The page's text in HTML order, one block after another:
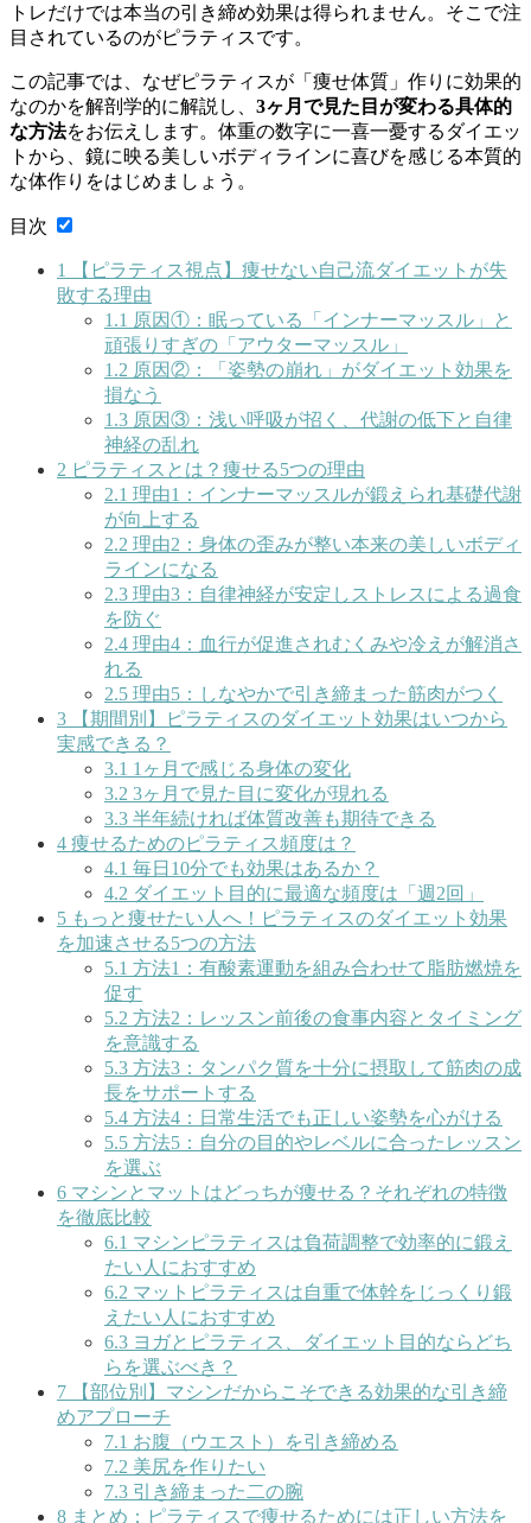
トレだけでは本当の引き締め効果は得られません。そこで注
目されているのがピラティスです。
この記事では、なぜピラティスが「痩せ体質」作りに効果的
なのかを解剖学的に解説し、 3ヶ月で見た目が変わる具体的
な方法をお伝えします。体重の数字に一喜一憂するダイエッ
トから、鏡に映る美しいボディラインに喜びを感じる本質的
な体作りをはじめましょう。
目次
1
【ピラティス視点】痩せない自己流ダイエットが失
敗する理由
1.1 原因①：眠っている「インナーマッスル」と
頑張りすぎの「アウターマッスル」
1.2 原因②：「姿勢の崩れ」がダイエット効果を
損なう
1.3 原因③：浅い呼吸が招く、代謝の低下と自律
神経の乱れ
2 ピラティスとは？痩せる5つの理由
2.1 理由1：インナーマッスルが鍛えられ基礎代謝
が向上する
2.2 理由2：身体の歪みが整い本来の美しいボディ
ラインになる
2.3 理由3：自律神経が安定しストレスによる過食
を防ぐ
2.4 理由4：血行が促進されむくみや冷えが解消さ
れる
2.5 理由5：しなやかで引き締まった筋肉がつく
3 【期間別】ピラティスのダイエット効果はいつから
実感できる？
3.1 1ヶ月で感じる身体の変化
3.2 3ヶ月で見た目に変化が現れる
3.3 半年続ければ体質改善も期待できる
4 痩せるためのピラティス頻度は？
4.1 毎日10分でも効果はあるか？
4.2 ダイエット目的に最適な頻度は「週2回」
5 もっと痩せたい人へ！ピラティスのダイエット効果
を加速させる5つの方法
5.1 方法1：有酸素運動を組み合わせて脂肪燃焼を
促す
5.2 方法2：レッスン前後の食事内容とタイミング
を意識する
5.3 方法3：タンパク質を十分に摂取して筋肉の成
長をサポートする
5.4 方法4：日常生活でも正しい姿勢を心がける
5.5 方法5：自分の目的やレベルに合ったレッスン
を選ぶ
6 マシンとマットはどっちが痩せる？それぞれの特徴
を徹底比較
6.1 マシンピラティスは負荷調整で効率的に鍛え
たい人におすすめ
6.2 マットピラティスは自重で体幹をじっくり鍛
えたい人におすすめ
6.3 ヨガとピラティス、ダイエット目的ならどち
らを選ぶべき？
7 【部位別】マシンだからこそできる効果的な引き締
めアプローチ
7.1 お腹（ウエスト）を引き締める
7.2 美尻を作りたい
7.3 引き締まった二の腕
8 まとめ：ピラティスで痩せるためには正しい方法を